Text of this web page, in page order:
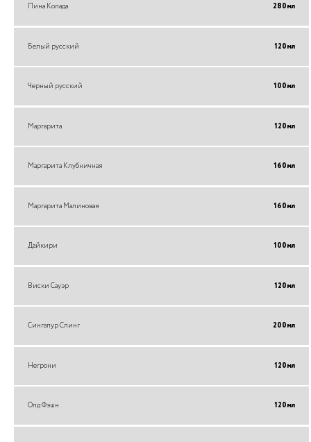
Пина Колада 280мл
Белый русский 120мл
Черный русский 100мл
Маргарита 120мл
Маргарита Клубничная 160мл
Маргарита Малиновая 160мл
Дайкири 100мл
Виски Сауэр 120мл
Сингапур Слинг 200мл
Негрони 120мл
Олд Фэшн 120мл